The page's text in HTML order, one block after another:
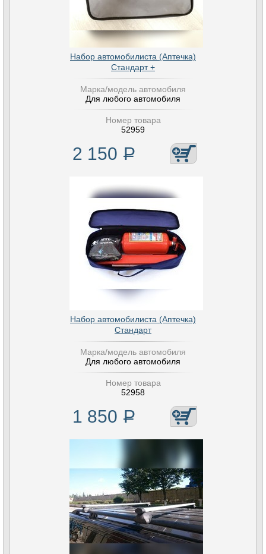
Набор автомобилиста (Аптечка)
Стандарт +
Марка/модель автомобиля
Для любого автомобиля
Номер товара
52959
2 150 Р
Набор автомобилиста (Аптечка)
Стандарт
Марка/модель автомобиля
Для любого автомобиля
Номер товара
52958
1 850 Р